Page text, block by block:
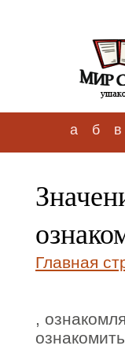
а б в
Главная
,